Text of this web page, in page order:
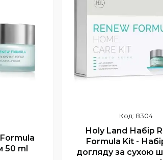
50 ml
8304
Holy Land Набір
Formula Kit -
догляду за сухою